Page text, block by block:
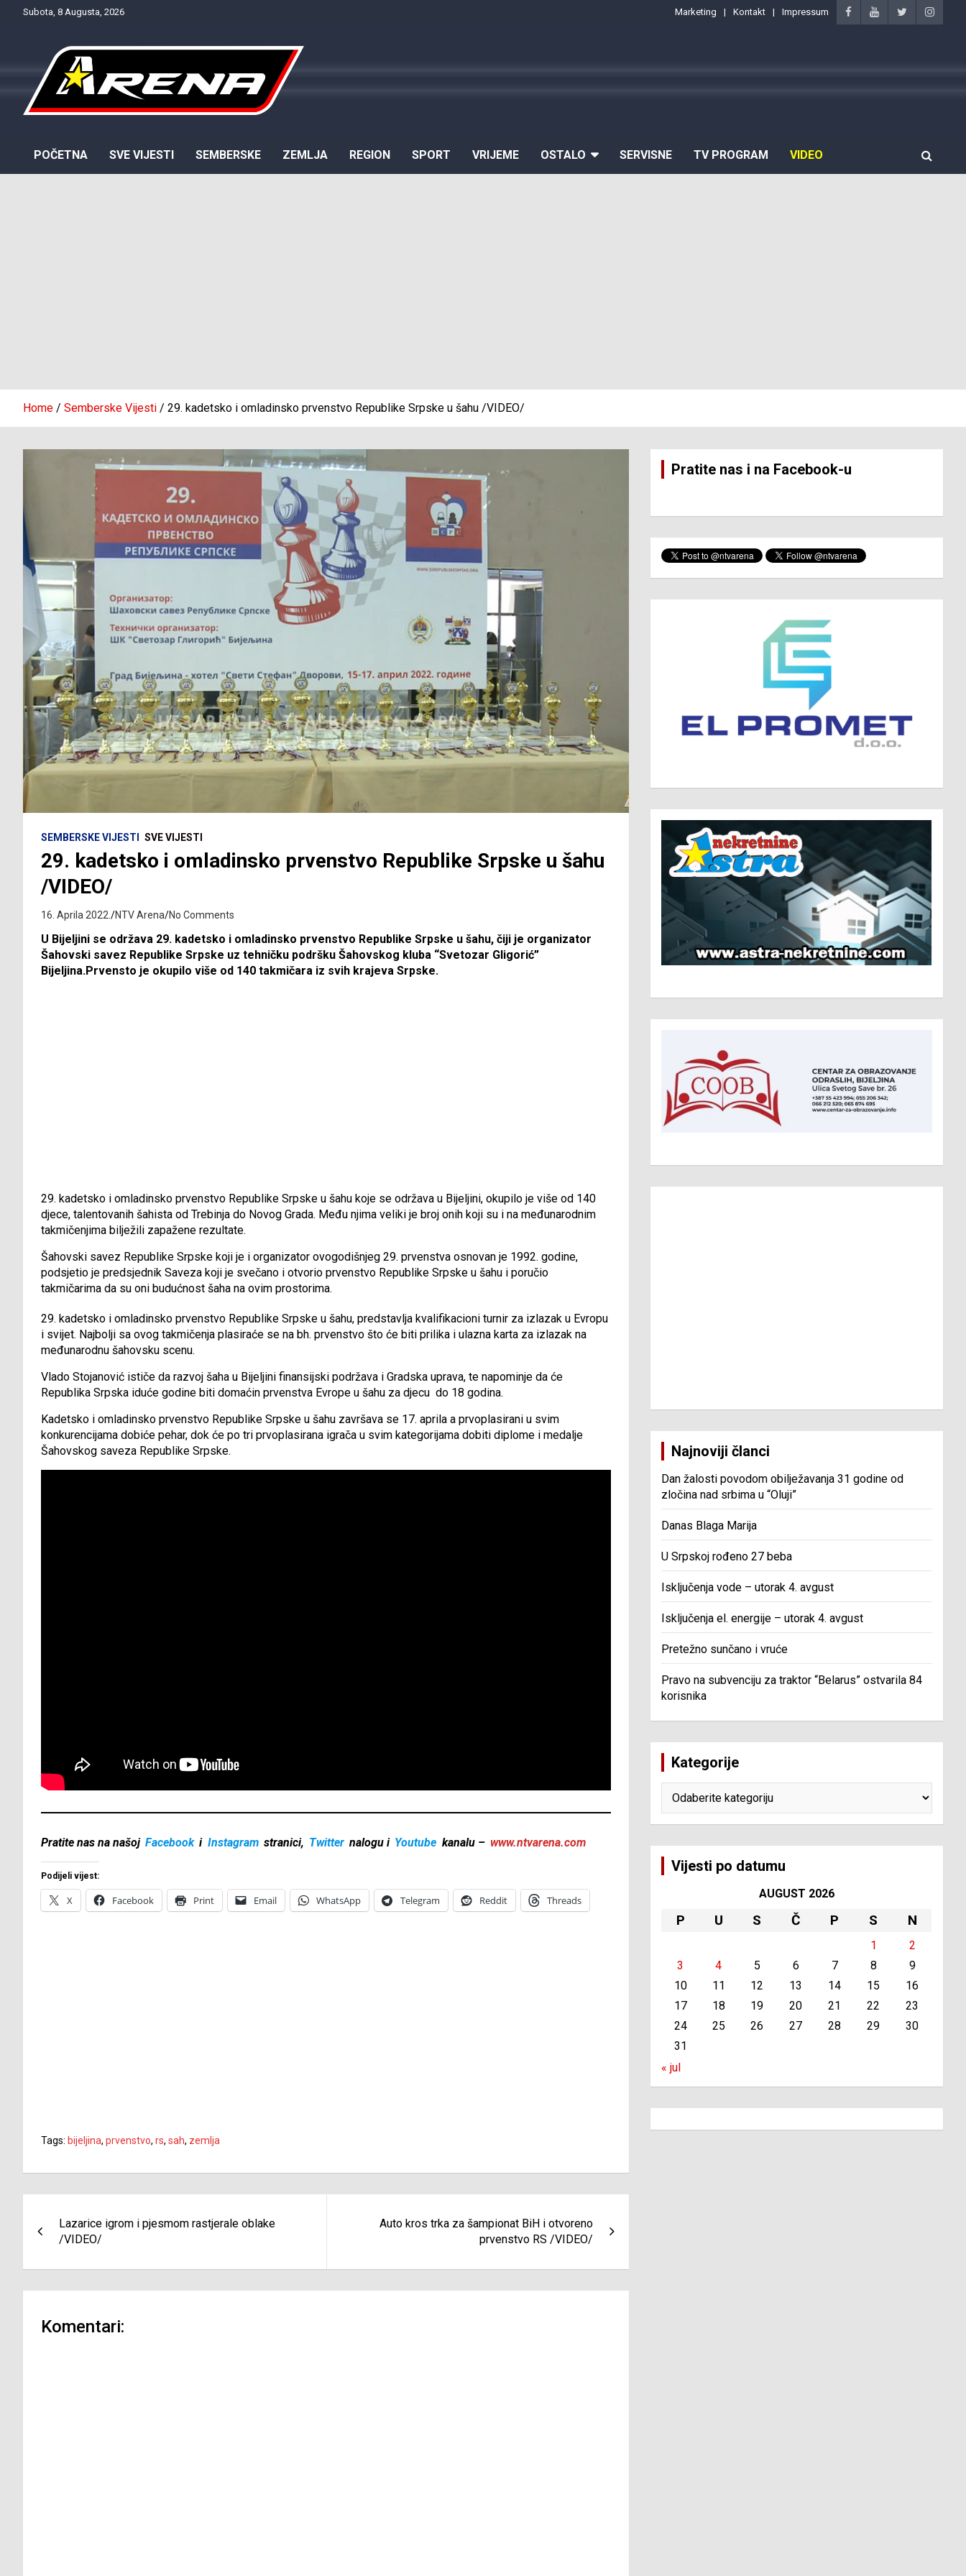
Subota, 8 Augusta, 2026 Marketing Kontakt Impressum
POČETNA SVE VIJESTI SEMBERSKE ZEMLJA REGION SPORT VRIJEME OSTALO SERVISNE TV PROGRAM VIDEO
Home Semberske Vijesti 29. kadetsko i omladinsko prvenstvo Republike Srpske u šahu /VIDEO/
SEMBERSKE VIJESTI SVE VIJESTI
29. kadetsko i omladinsko prvenstvo Republike Srpske u šahu
/VIDEO/
16. Aprila 2022. NTV Arena No Comments
U Bijeljini se održava 29. kadetsko i omladinsko prvenstvo Republike Srpske u šahu, čiji je organizator
Šahovski savez Republike Srpske uz tehničku podršku Šahovskog kluba “Svetozar Gligorić”
Bijeljina.Prvensto je okupilo više od 140 takmičara iz svih krajeva Srpske.
29. kadetsko i omladinsko prvenstvo Republike Srpske u šahu koje se održava u Bijeljini, okupilo je više od 140
djece, talentovanih šahista od Trebinja do Novog Grada. Među njima veliki je broj onih koji su i na međunarodnim
takmičenjima bilježili zapažene rezultate.
Šahovski savez Republike Srpske koji je i organizator ovogodišnjeg 29. prvenstva osnovan je 1992. godine,
podsjetio je predsjednik Saveza koji je svečano i otvorio prvenstvo Republike Srpske u šahu i poručio
takmičarima da su oni budućnost šaha na ovim prostorima.
29. kadetsko i omladinsko prvenstvo Republike Srpske u šahu, predstavlja kvalifikacioni turnir za izlazak u Evropu
i svijet. Najbolji sa ovog takmičenja plasiraće se na bh. prvenstvo što će biti prilika i ulazna karta za izlazak na
međunarodnu šahovsku scenu.
Vlado Stojanović ističe da razvoj šaha u Bijeljini finansijski podržava i Gradska uprava, te napominje da će
Republika Srpska iduće godine biti domaćin prvenstva Evrope u šahu za djecu do 18 godina.
Kadetsko i omladinsko prvenstvo Republike Srpske u šahu završava se 17. aprila a prvoplasirani u svim
konkurencijama dobiće pehar, dok će po tri prvoplasirana igrača u svim kategorijama dobiti diplome i medalje
Šahovskog saveza Republike Srpske.
Pratite nas na našoj Facebook i Instagram stranici, Twitter nalogu i Youtube kanalu – www.ntvarena.com
Podijeli vijest:
X Facebook Print Email WhatsApp Telegram Reddit Threads
Tags: bijeljina, prvenstvo, rs, sah, zemlja
članaka
Lazarice igrom i pjesmom rastjerale oblake
/VIDEO/
Auto kros trka za šampionat BiH i otvoreno
prvenstvo RS /VIDEO/
Komentari:
Pratite nas i na Facebook-u
Najnoviji članci
Dan žalosti povodom obilježavanja 31 godine od
zločina nad srbima u “Oluji”
Danas Blaga Marija
U Srpskoj rođeno 27 beba
Isključenja vode – utorak 4. avgust
Isključenja el. energije – utorak 4. avgust
Pretežno sunčano i vruće
Pravo na subvenciju za traktor “Belarus” ostvarila 84
korisnika
Kategorije
Vijesti po datumu
AUGUST 2026
P U S Č P S N
1
2
3
4 5 6 7 8
9
10
11 12 13 14 15
16
17
18 19 20 21 22
23
24
25 26 27 28 29
30
31
« jul